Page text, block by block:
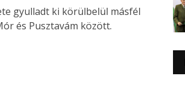
gyulladt ki körülbelül másfél
és Pusztavám között.